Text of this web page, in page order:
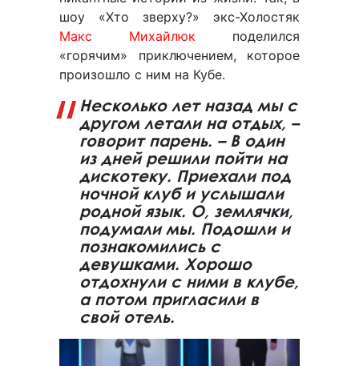
шоу «Хто зверху?» экс-Холостяк
Макс Михайлюк поделился
«горячим» приключением, которое
произошло с ним на Кубе.
Несколько лет назад мы с
другом летали на отдых, –
говорит парень. – В один
из дней решили пойти на
дискотеку. Приехали под
ночной клуб и услышали
родной язык. О, землячки,
подумали мы. Подошли и
познакомились с
девушками. Хорошо
отдохнули с ними в клубе,
а потом пригласили в
свой отель.